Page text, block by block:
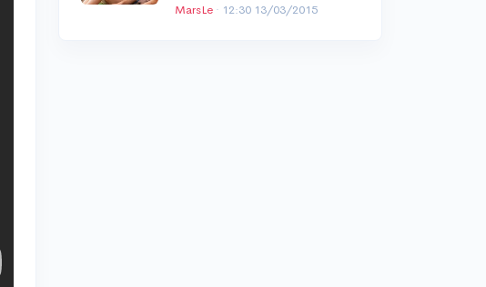
MarsLe · 12:30 13/03/2015